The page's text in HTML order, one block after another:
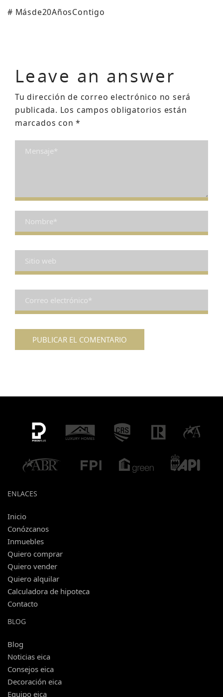
# Másde20AñosContigo
Leave an answer
Tu dirección de correo electrónico no será
publicada. Los campos obligatorios están
marcados con*
ENLACES
Inicio
Conózcanos
Inmuebles
Quiero comprar
Quiero vender
Quiero alquilar
Calculadora de hipoteca
Contacto
BLOG
Blog
Noticias eica
Consejos eica
Decoración eica
Equipo eica